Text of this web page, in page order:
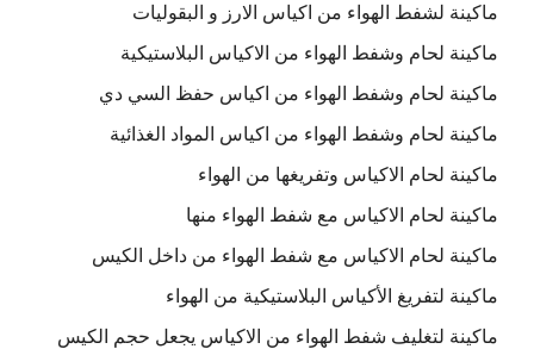
ماكينة لشفط الهواء من اكياس الارز و البقوليات
ماكينة لحام وشفط الهواء من الاكياس البلاستيكية
ماكينة لحام وشفط الهواء من اكياس حفظ السي دي
ماكينة لحام وشفط الهواء من اكياس المواد الغذائية
ماكينة لحام الاكياس وتفريغها من الهواء
ماكينة لحام الاكياس مع شفط الهواء منها
ماكينة لحام الاكياس مع شفط الهواء من داخل الكيس
ماكينة لتفريغ الأكياس البلاستيكية من الهواء
ماكينة لتغليف شفط الهواء من الاكياس يجعل حجم الكيس